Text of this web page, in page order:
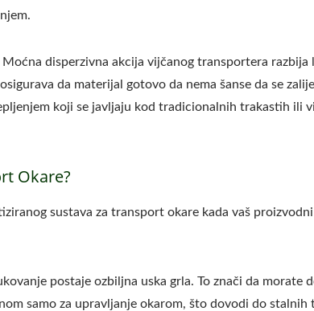
Moćna disperzivna akcija vijčanog transportera razbija
da materijal gotovo da nema šanse da se
koji se javljaju kod tradicionalnih trakastih ili
Okare?
sustava za transport okare kada vaš
postaje ozbiljna uska grla. To znači da morate
samo za upravljanje okarom, što dovodi do stalnih